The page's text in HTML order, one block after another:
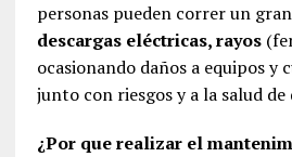
personas pueden correr un
descargas eléctricas, rayos
ocasionando daños a equipos y
junto con riesgos y a la salud
¿Por que realizar el